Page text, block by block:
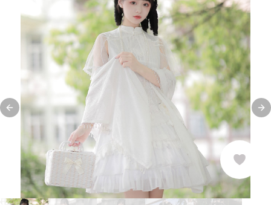
Previous slide